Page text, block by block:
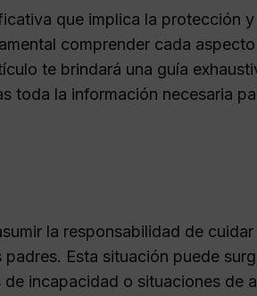
que implica la protección
comprender cada
te brindará una guía
toda la información necesaria
la responsabilidad de
Esta situación puede
incapacidad o situaciones de